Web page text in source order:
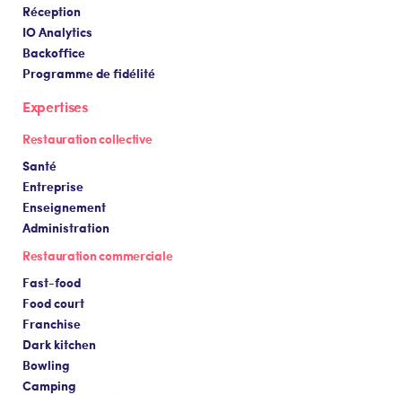
Réception
IO Analytics
Backoffice
Programme de fidélité
Expertises
Restauration collective
Santé
Entreprise
Enseignement
Administration
Restauration commerciale
Fast-food
Food court
Franchise
Dark kitchen
Bowling
Camping